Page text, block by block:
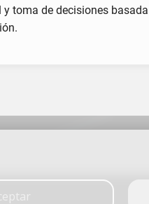
toma de decisiones